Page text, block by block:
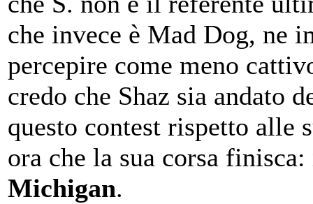
che invece è Mad Dog, ne
percepire come meno
credo che Shaz sia andato
questo contest rispetto alle
ora che la sua corsa finisca:
Michigan.